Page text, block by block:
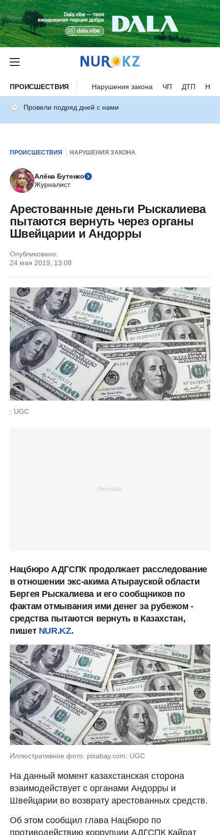
ПРОИСШЕСТВИЯ Нарушения закона ЧП ДТП
Провели подряд дней с нами
ПРОИСШЕСТВИЯ НАРУШЕНИЯ ЗАКОНА
Алёна Бутенко
Журналист
Арестованные деньги Рыскалиева
пытаются вернуть через органы
Швейцарии и Андорры
Опубликовано:
24 мая 2019, 13:08
: UGC
Нацбюро АДГСПК продолжает расследование
в отношении экс-акима Атырауской области
Бергея Рыскалиева и его сообщников по
фактам отмывания ими денег за рубежом -
средства пытаются вернуть в Казахстан,
пишет NUR.KZ.
Иллюстративное фото: pixabay.com: UGC
На данный момент казахстанская сторона
взаимодействует с органами Андорры и
Швейцарии во возврату арестованных средств.
Об этом сообщил глава Нацбюро по
противодействию коррупции АДГСПК Кайрат